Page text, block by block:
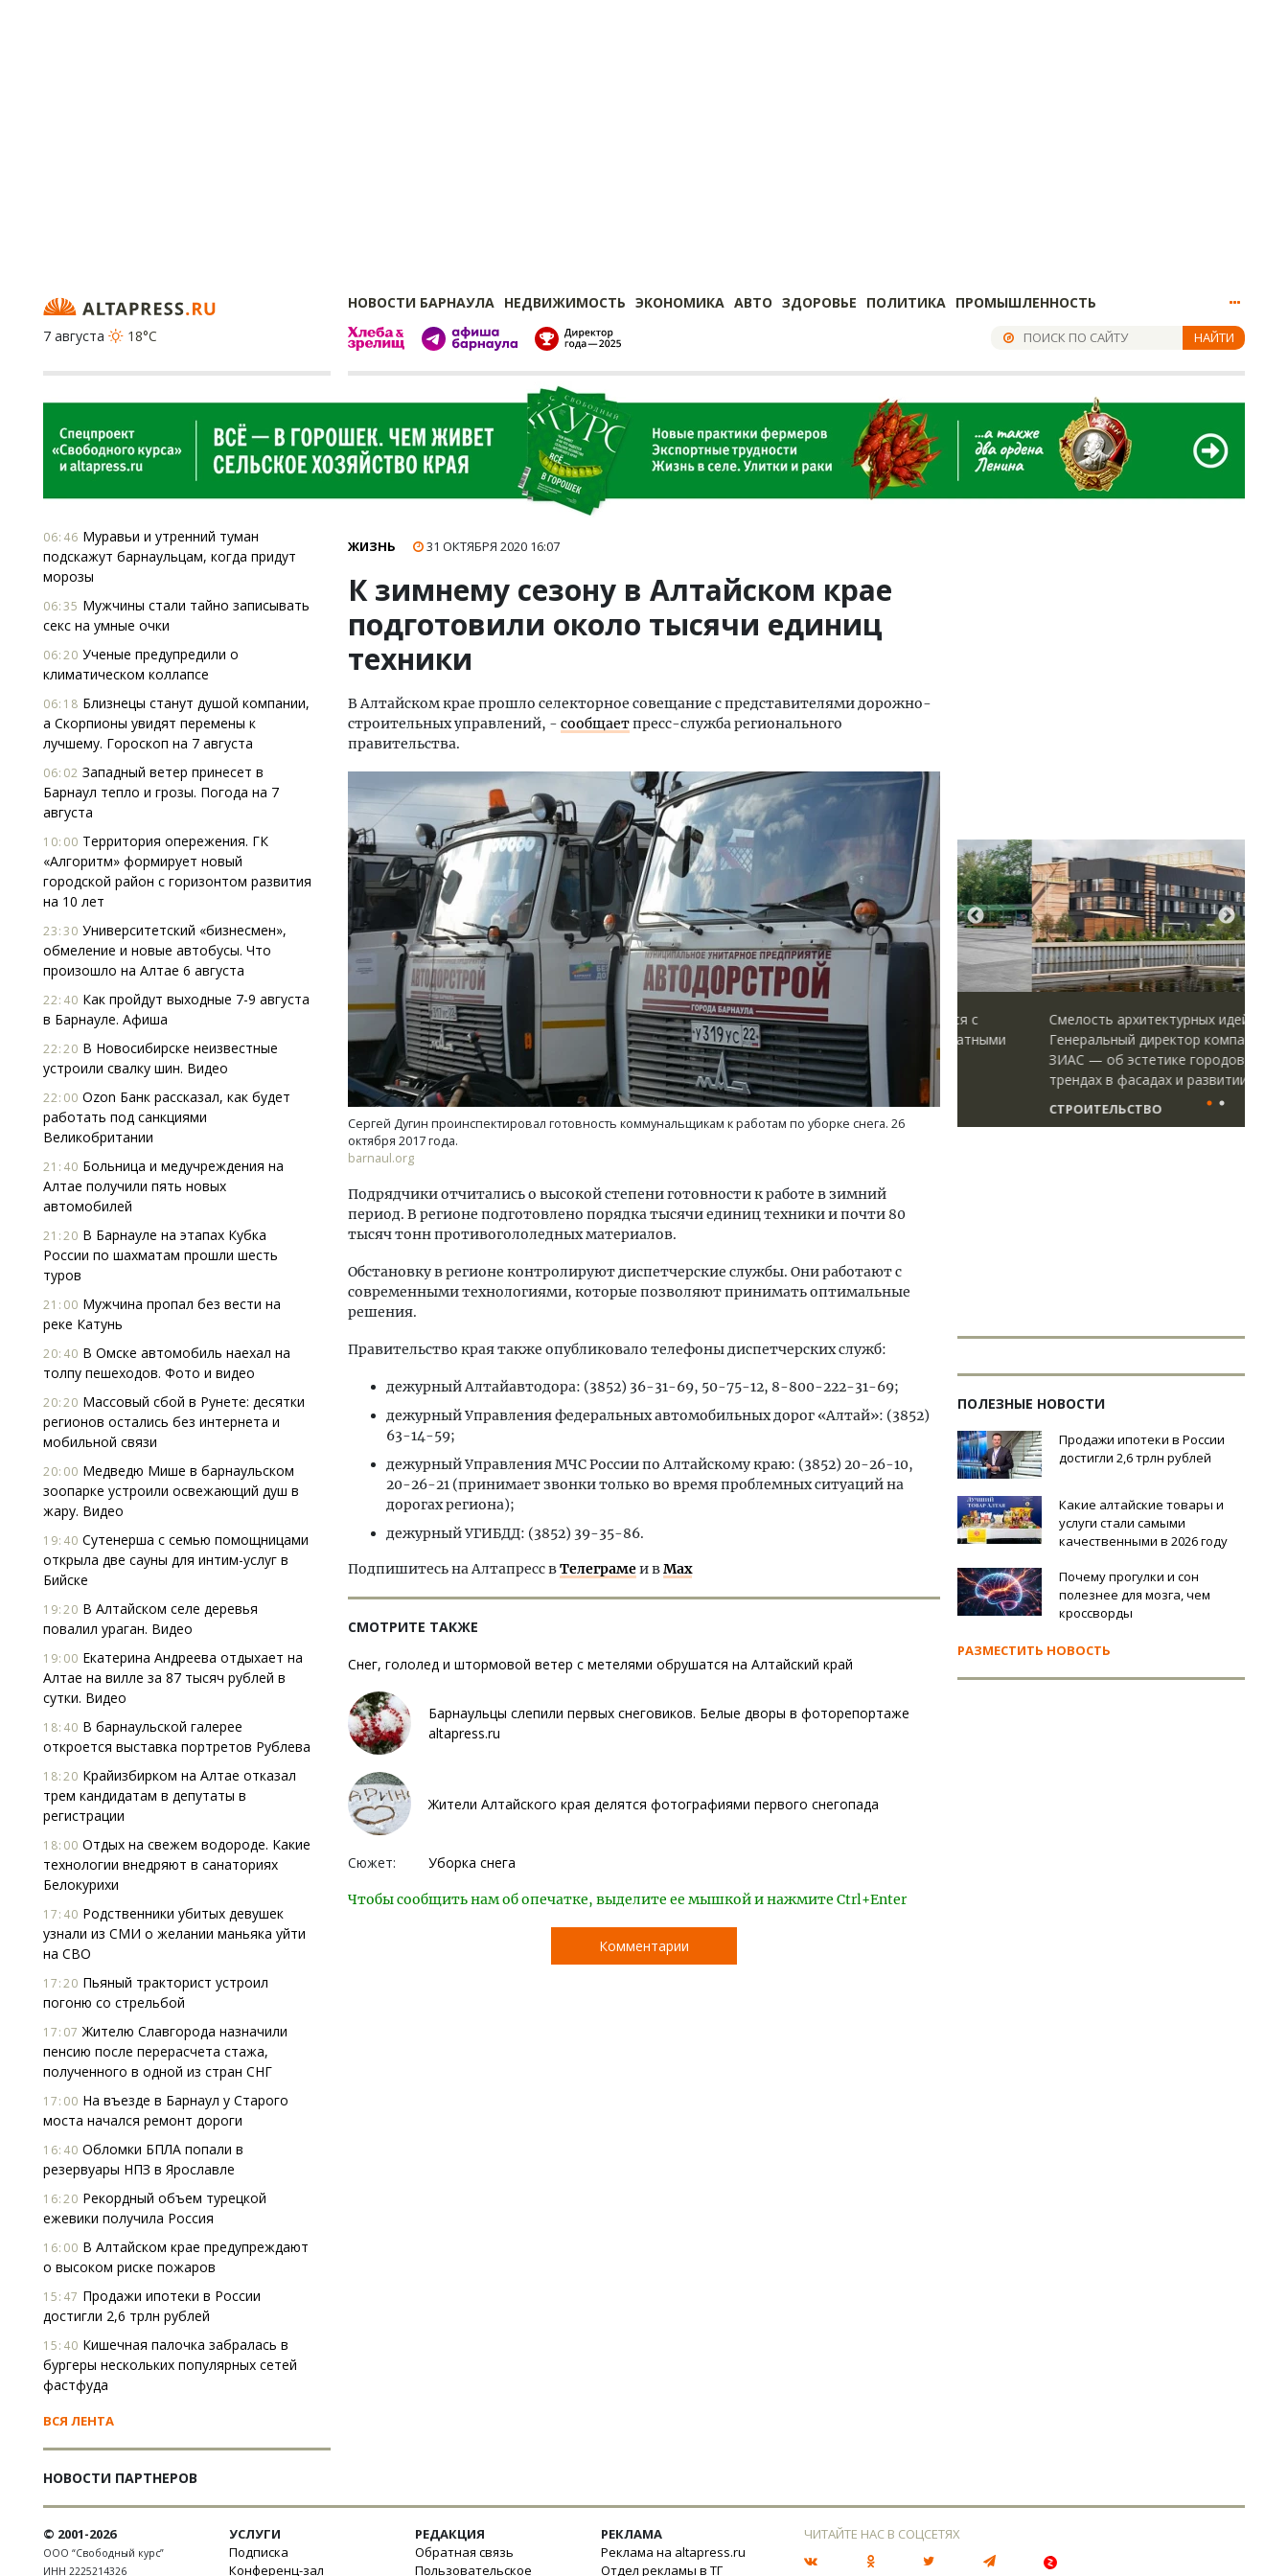
НОВОСТИ БАРНАУЛА НЕДВИЖИМОСТЬ ЭКОНОМИКА АВТО ЗДОРОВЬЕ ПОЛИТИКА ПРОМЫШЛЕННОСТЬ
7 августа
18°C НАЙТИ
06:46 Муравьи и утренний туман
подскажут барнаульцам, когда придут
морозы
06:35 Мужчины стали тайно записывать
секс на умные очки
06:20 Ученые предупредили о
климатическом коллапсе
06:18 Близнецы станут душой компании,
а Скорпионы увидят перемены к
лучшему. Гороскоп на 7 августа
06:02 Западный ветер принесет в
Барнаул тепло и грозы. Погода на 7
августа
10:00 Территория опережения. ГК
«Алгоритм» формирует новый
городской район с горизонтом развития
на 10 лет
23:30 Университетский «бизнесмен»,
обмеление и новые автобусы. Что
произошло на Алтае 6 августа
22:40 Как пройдут выходные 7-9 августа
в Барнауле. Афиша
22:20 В Новосибирске неизвестные
устроили свалку шин. Видео
22:00 Ozon Банк рассказал, как будет
работать под санкциями
Великобритании
21:40 Больница и медучреждения на
Алтае получили пять новых
автомобилей
21:20 В Барнауле на этапах Кубка
России по шахматам прошли шесть
туров
21:00 Мужчина пропал без вести на
реке Катунь
20:40 В Омске автомобиль наехал на
толпу пешеходов. Фото и видео
20:20 Массовый сбой в Рунете: десятки
регионов остались без интернета и
мобильной связи
20:00 Медведю Мише в барнаульском
зоопарке устроили освежающий душ в
жару. Видео
19:40 Сутенерша с семью помощницами
открыла две сауны для интим-услуг в
Бийске
19:20 В Алтайском селе деревья
повалил ураган. Видео
19:00 Екатерина Андреева отдыхает на
Алтае на вилле за 87 тысяч рублей в
сутки. Видео
18:40 В барнаульской галерее
откроется выставка портретов Рублева
18:20 Крайизбирком на Алтае отказал
трем кандидатам в депутаты в
регистрации
18:00 Отдых на свежем водороде. Какие
технологии внедряют в санаториях
Белокурихи
17:40 Родственники убитых девушек
узнали из СМИ о желании маньяка уйти
на СВО
17:20 Пьяный тракторист устроил
погоню со стрельбой
17:07 Жителю Славгорода назначили
пенсию после перерасчета стажа,
полученного в одной из стран СНГ
17:00 На въезде в Барнаул у Старого
моста начался ремонт дороги
16:40 Обломки БПЛА попали в
резервуары НПЗ в Ярославле
16:20 Рекордный объем турецкой
ежевики получила Россия
16:00 В Алтайском крае предупреждают
о высоком риске пожаров
15:47 Продажи ипотеки в России
достигли 2,6 трлн рублей
15:40 Кишечная палочка забралась в
бургеры нескольких популярных сетей
фастфуда
ВСЯ ЛЕНТА
НОВОСТИ ПАРТНЕРОВ
ЖИЗНЬ 31 ОКТЯБРЯ 2020 16:07
К зимнему сезону в Алтайском крае
подготовили около тысячи единиц
техники
В Алтайском крае прошло селекторное совещание с представителями дорожно-
строительных управлений, - сообщаетпресс-служба регионального
правительства.
Сергей Дугин проинспектировал готовность коммунальщикам к работам по уборке снега. 26
октября 2017 года.
barnaul.org
Подрядчики отчитались о высокой степени готовности к работе в зимний
период. В регионе подготовлено порядка тысячи единиц техники и почти 80
тысяч тонн противогололедных материалов.
Обстановку в регионе контролируют диспетчерские службы. Они работают с
современными технологиями, которые позволяют принимать оптимальные
решения.
Правительство края также опубликовало телефоны диспетчерских служб:
дежурный Алтайавтодора: (3852) 36-31-69, 50-75-12, 8-800-222-31-69;
дежурный Управления федеральных автомобильных дорог «Алтай»: (3852)
63-14-59;
дежурный Управления МЧС России по Алтайскому краю: (3852) 20-26-10,
20-26-21 (принимает звонки только во время проблемных ситуаций на
дорогах региона);
дежурный УГИБДД: (3852) 39-35-86.
Подпишитесь на Алтапресс вТелеграмеи вMax
СМОТРИТЕ ТАКЖЕ
Снег, гололед и штормовой ветер с метелями обрушатся на Алтайский край
Барнаульцы слепили первых снеговиков. Белые дворы в фоторепортаже
altapress.ru
Жители Алтайского края делятся фотографиями первого снегопада
Сюжет: Уборка снега
Чтобы сообщить нам об опечатке, выделите ее мышкой и нажмите Ctrl+Enter
Комментарии
Архитектурный код начинается с
земли. Мощение крупноформатными
плитами становится новым
стандартом благоустройства
СТРОИТЕЛЬСТВО
Смелость архитектурных идей.
Генеральный директор компании
ЗИАС — об эстетике городов,
трендах в фасадах и развитии рынка
СТРОИТЕЛЬСТВО
ПОЛЕЗНЫЕ НОВОСТИ
Продажи ипотеки в России
достигли 2,6 трлн рублей
Какие алтайские товары и
услуги стали самыми
качественными в 2026 году
Почему прогулки и сон
полезнее для мозга, чем
кроссворды
РАЗМЕСТИТЬ НОВОСТЬ
© 2001-2026
ООО “Свободный курс”
ИНН 2225214326
УСЛУГИ
Подписка
Конференц-зал
РЕДАКЦИЯ
Обратная связь
Пользовательское
РЕКЛАМА
Реклама на altapress.ru
Отдел рекламы в ТГ
ЧИТАЙТЕ НАС В СОЦСЕТЯХ